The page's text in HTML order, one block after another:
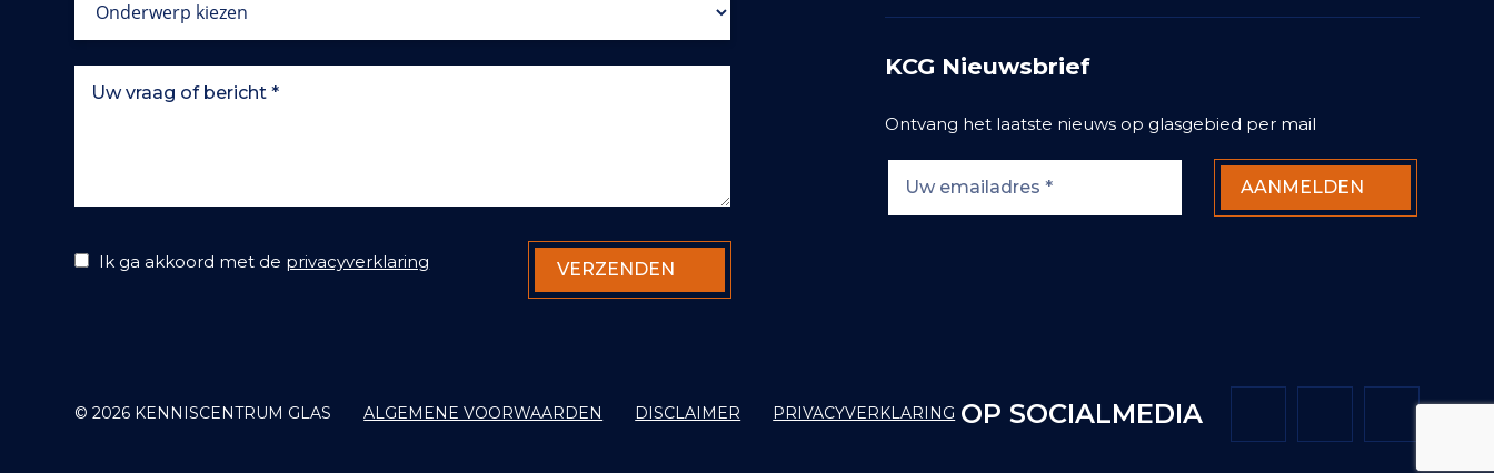
Ik ga akkoord met de privacyverklaring
KCG Nieuwsbrief
Ontvang het laatste nieuws op glasgebied per mail
© 2026 KENNISCENTRUM GLAS ALGEMENE VOORWAARDEN DISCLAIMER PRIVACYVERKLARING OP SOCIALMEDIA